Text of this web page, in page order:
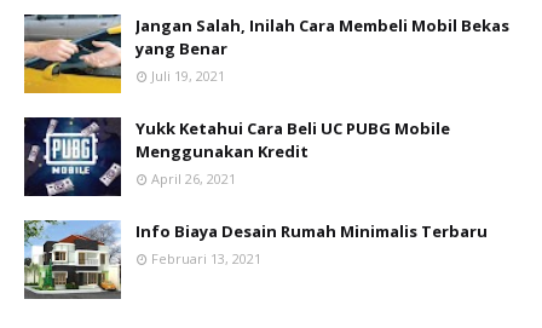
Jangan Salah, Inilah Cara Membeli Mobil Bekas
yang Benar
Juli 19, 2021
Yukk Ketahui Cara Beli UC PUBG Mobile
Menggunakan Kredit
April 26, 2021
Info Biaya Desain Rumah Minimalis Terbaru
Februari 13, 2021